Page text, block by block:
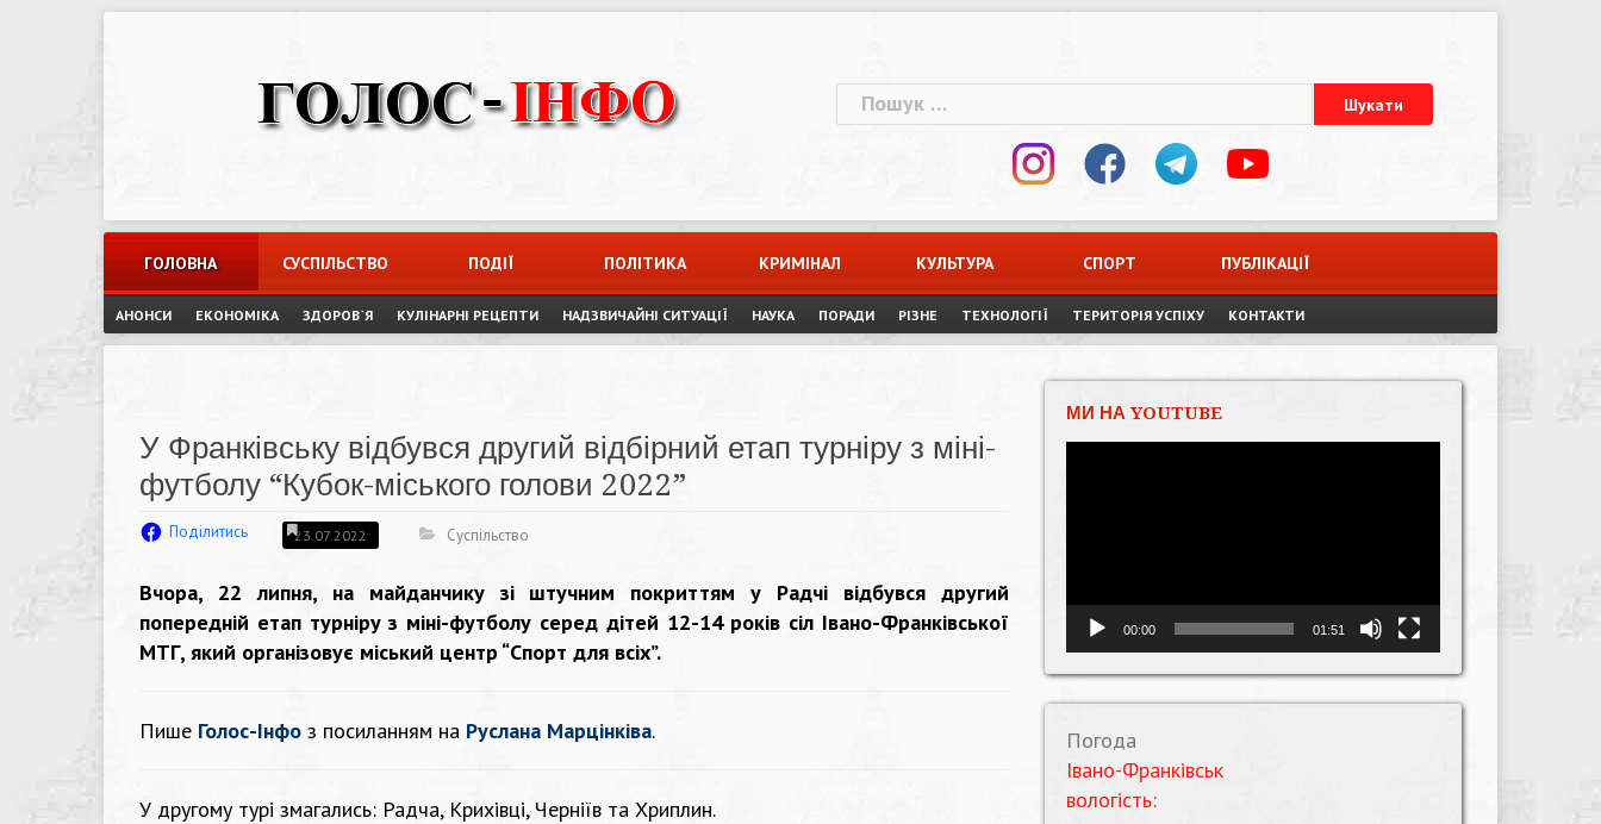
Пошук:
ГОЛОВНА СУСПІЛЬСТВО ПОДІЇ ПОЛІТИКА КРИМІНАЛ КУЛЬТУРА СПОРТ ПУБЛІКАЦІЇ
АНОНСИ ЕКОНОМІКА ЗДОРОВ`Я КУЛІНАРНІ РЕЦЕПТИ НАДЗВИЧАЙНІ СИТУАЦІЇ НАУКА ПОРАДИ РІЗНЕ ТЕХНОЛОГІЇ ТЕРИТОРІЯ УСПІХУ КОНТАКТИ
У Франківську відбувся другий відбірний етап турніру з міні-
футболу “Кубок-міського голови 2022”
Поділитись 23.07.2022 Суспільство
Вчора, 22 липня, на майданчику зі штучним покриттям у Радчі відбувся другий
попередній етап турніру з міні-футболу серед дітей 12-14 років сіл Івано-Франківської
МТГ, який організовує міський центр “Спорт для всіх”.
Пише Голос-Інфо з посиланням на Руслана Марцінківа.
У другому турі змагались: Радча, Крихівці, Черніїв та Хриплин.
МИ НА YOUTUBE
00:00 01:51
Погода
Івано-Франківськ
вологість: